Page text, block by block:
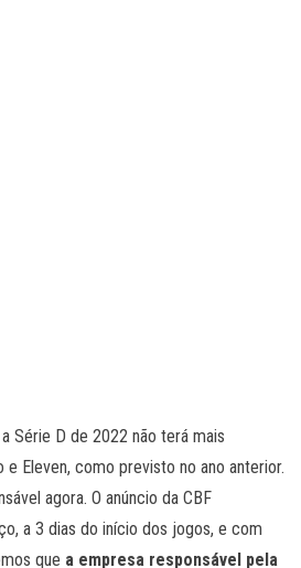
Série D de 2022 não terá mais
e Eleven, como previsto no ano anterior.
agora. O anúncio da CBF
a 3 dias do início dos jogos, e com
que a empresa responsável pela